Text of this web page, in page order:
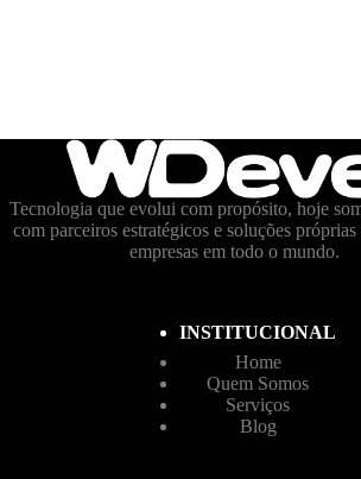
Tecnologia que evolui com propósito, hoje
com parceiros estratégicos e soluções próprias
empresas em todo o mundo.
INSTITUCIONAL
Home
Quem Somos
Serviços
Blog